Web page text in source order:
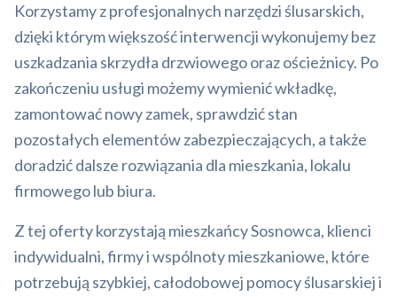
Korzystamy z profesjonalnych narzędzi ślusarskich,
dzięki którym większość interwencji wykonujemy bez
uszkadzania skrzydła drzwiowego oraz ościeżnicy. Po
zakończeniu usługi możemy wymienić wkładkę,
zamontować nowy zamek, sprawdzić stan
pozostałych elementów zabezpieczających, a także
doradzić dalsze rozwiązania dla mieszkania, lokalu
firmowego lub biura.
Z tej oferty korzystają mieszkańcy Sosnowca, klienci
indywidualni, firmy i wspólnoty mieszkaniowe, które
potrzebują szybkiej, całodobowej pomocy ślusarskiej i